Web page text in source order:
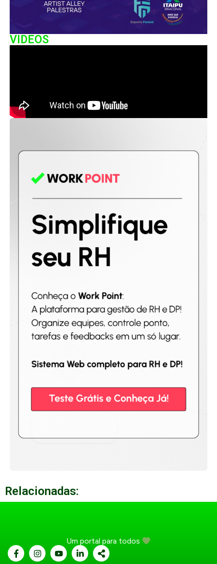
VIDEOS
Relacionadas:
Um portal para todos